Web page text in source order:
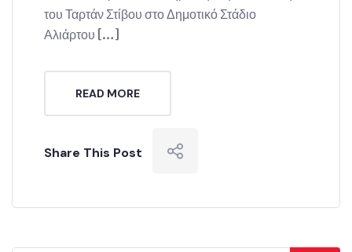
του Ταρτάν Στίβου στο Δημοτικό Στάδιο
Αλιάρτου […]
READ MORE
Share This Post